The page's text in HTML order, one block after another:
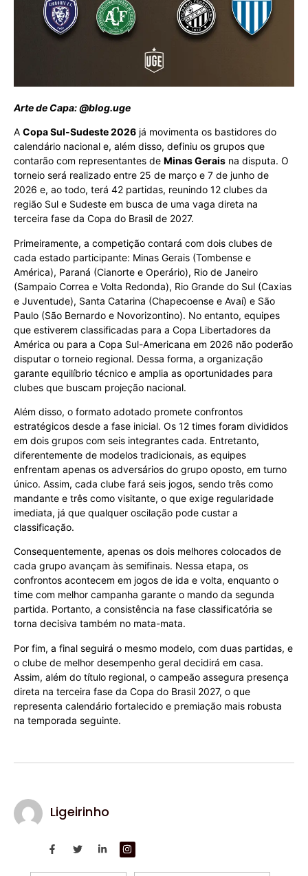
Arte de Capa: @blog.uge
A Copa Sul-Sudeste 2026 já movimenta os bastidores do
calendário nacional e, além disso, definiu os grupos que
contarão com representantes de Minas Gerais na disputa. O
torneio será realizado entre 25 de março e 7 de junho de
2026 e, ao todo, terá 42 partidas, reunindo 12 clubes da
região Sul e Sudeste em busca de uma vaga direta na
terceira fase da Copa do Brasil de 2027.
Primeiramente, a competição contará com dois clubes de
cada estado participante: Minas Gerais (Tombense e
América), Paraná (Cianorte e Operário), Rio de Janeiro
(Sampaio Correa e Volta Redonda), Rio Grande do Sul (Caxias
e Juventude), Santa Catarina (Chapecoense e Avaí) e São
Paulo (São Bernardo e Novorizontino). No entanto, equipes
que estiverem classificadas para a Copa Libertadores da
América ou para a Copa Sul-Americana em 2026 não poderão
disputar o torneio regional. Dessa forma, a organização
garante equilíbrio técnico e amplia as oportunidades para
clubes que buscam projeção nacional.
Além disso, o formato adotado promete confrontos
estratégicos desde a fase inicial. Os 12 times foram divididos
em dois grupos com seis integrantes cada. Entretanto,
diferentemente de modelos tradicionais, as equipes
enfrentam apenas os adversários do grupo oposto, em turno
único. Assim, cada clube fará seis jogos, sendo três como
mandante e três como visitante, o que exige regularidade
imediata, já que qualquer oscilação pode custar a
classificação.
Consequentemente, apenas os dois melhores colocados de
cada grupo avançam às semifinais. Nessa etapa, os
confrontos acontecem em jogos de ida e volta, enquanto o
time com melhor campanha garante o mando da segunda
partida. Portanto, a consistência na fase classificatória se
torna decisiva também no mata-mata.
Por fim, a final seguirá o mesmo modelo, com duas partidas, e
o clube de melhor desempenho geral decidirá em casa.
Assim, além do título regional, o campeão assegura presença
direta na terceira fase da Copa do Brasil 2027, o que
representa calendário fortalecido e premiação mais robusta
na temporada seguinte.
Ligeirinho